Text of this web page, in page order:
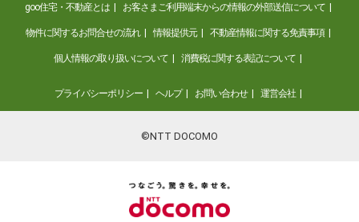
goo住宅・不動産とは お客さまご利用端末からの情報の外部送信について
物件に関するお問合せの流れ 情報提供元 不動産情報に関する免責事項
個人情報の取り扱いについて 消費税に関する表記について
プライバシーポリシー ヘルプ お問い合わせ 運営会社
©NTT DOCOMO